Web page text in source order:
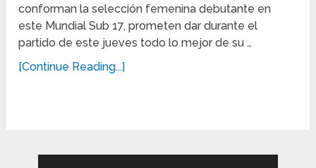
conforman la selección femenina debutante en
este Mundial Sub 17, prometen dar durante el
partido de este jueves todo lo mejor de su …
[Continue Reading...]